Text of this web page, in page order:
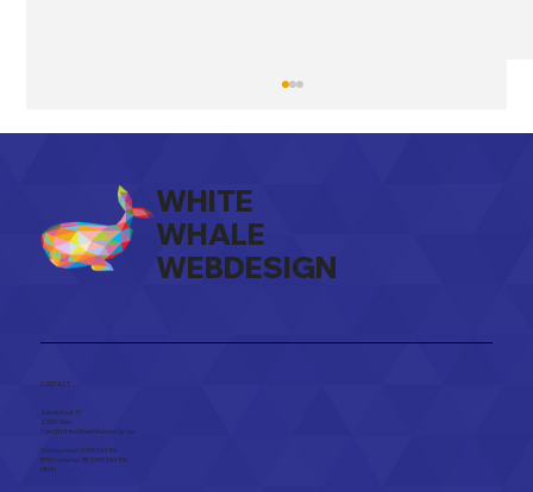
WHITE
WHALE
WEBDESIGN
CONTACT
Zandstraat 17
2250 Olen​
Tom@WhiteWhaleWebdesign.be
Ond.nummer: 0795 594 196
BTW nummer: BE 0795 594 196
MENU